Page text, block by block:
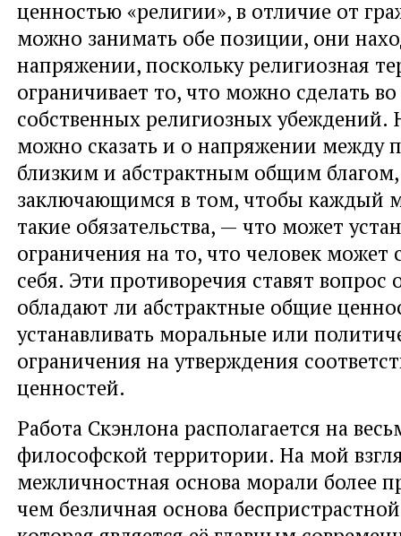
ценностью «религии», в отличие от
можно занимать обе позиции, они
напряжении, поскольку религиозная
ограничивает то, что можно сделать
собственных религиозных убеждений.
можно сказать и о напряжении между
близким и абстрактным общим благом,
заключающимся в том, чтобы каждый
такие обязательства, — что может
ограничения на то, что человек может
себя. Эти противоречия ставят вопрос
обладают ли абстрактные общие
устанавливать моральные или
ограничения на утверждения
ценностей.
Работа Скэнлона располагается на
философской территории. На мой
межличностная основа морали более
чем безличная основа